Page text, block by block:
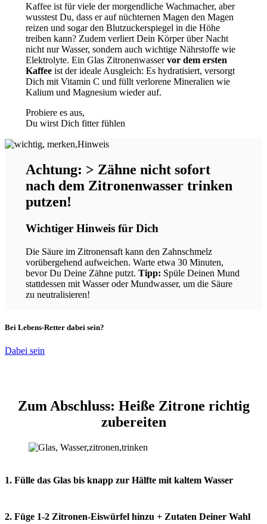
Kaffee ist für viele der morgendliche Wachmacher, aber
wusstest Du, dass er auf nüchternen Magen den Magen
reizen und sogar den Blutzuckerspiegel in die Höhe
treiben kann? Zudem verliert Dein Körper über Nacht
nicht nur Wasser, sondern auch wichtige Nährstoffe wie
Elektrolyte. Ein Glas Zitronenwasservor dem ersten
Kaffeeist der ideale Ausgleich: Es hydratisiert, versorgt
Dich mit Vitamin C und füllt verlorene Mineralien wie
Kalium und Magnesium wieder auf.
Probiere es aus,
Du wirst Dich fitter fühlen
Achtung: > Zähne nicht sofort
nach dem Zitronenwasser trinken
putzen!
Wichtiger Hinweis für Dich
Die Säure im Zitronensaft kann den Zahnschmelz
vorübergehend aufweichen. Warte etwa 30 Minuten,
bevor Du Deine Zähne putzt. Tipp: Spüle Deinen Mund
stattdessen mit Wasser oder Mundwasser, um die Säure
zu neutralisieren!
Bei Lebens-Retter dabei sein?
Dabei sein
Zum Abschluss: Heiße Zitrone richtig
zubereiten
1. Fülle das Glas bis knapp zur Hälfte mit kaltem Wasser
2. Füge 1-2 Zitronen-Eiswürfel hinzu + Zutaten Deiner Wahl